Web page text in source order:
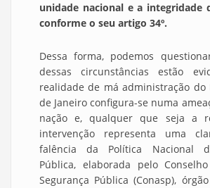
unidade nacional e a integridade
conforme o seu artigo 34º.
Dessa forma, podemos
dessas circunstâncias estão
realidade de má administração do
de Janeiro configura-se numa
nação e, qualquer que seja a
intervenção representa uma
falência da Política Nacional
Pública, elaborada pelo
Segurança Pública (Conasp),